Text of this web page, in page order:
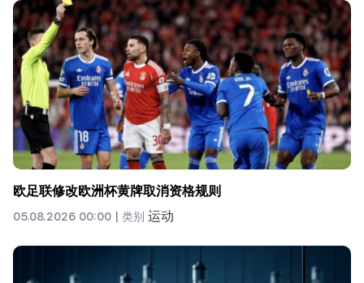
欧足联修改欧洲杯黄牌取消资格规则
05.08.2026 00:00 | 类别 运动